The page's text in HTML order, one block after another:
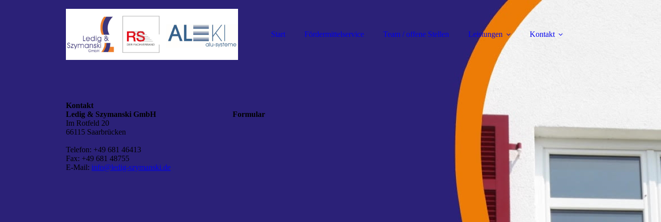
Start Fördermittelservice Team / offene Stellen Leistungen Kontakt
Kontakt
Ledig & Szymanski GmbH
Im Rotfeld 20
66115 Saarbrücken
Telefon: +49 681 46413
Fax: +49 681 48755
E-Mail: info@ledig-szymanski.de
Formular